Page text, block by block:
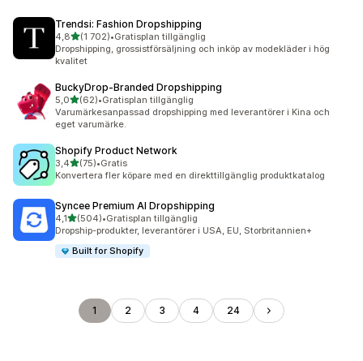
Trendsi: Fashion Dropshipping
4,8av 5 stjärnor
(1 702)
1702 recensioner totalt
•Gratisplan tillgänglig
Dropshipping, grossistförsäljning och inköp av modekläder i hög
kvalitet
BuckyDrop‑Branded Dropshipping
5,0av 5 stjärnor
(62)
62 recensioner totalt
•Gratisplan tillgänglig
Varumärkesanpassad dropshipping med leverantörer i Kina och
eget varumärke.
Shopify Product Network
3,4av 5 stjärnor
(75)
75 recensioner totalt
•Gratis
Konvertera fler köpare med en direkttillgänglig produktkatalog
Syncee Premium AI Dropshipping
4,1av 5 stjärnor
(504)
504 recensioner totalt
•Gratisplan tillgänglig
Dropship-produkter, leverantörer i USA, EU, Storbritannien+
Built for Shopify
1 2 3 4 24